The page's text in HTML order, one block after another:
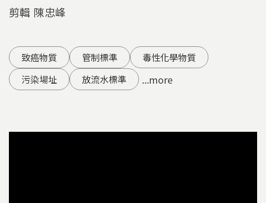
剪輯 陳忠峰
致癌物質 管制標準
毒性化學物質
污染場址
放流水標準 ...more